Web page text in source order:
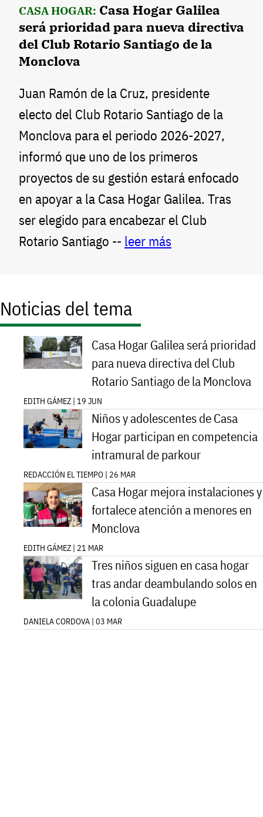
CASA HOGAR: Casa Hogar Galilea
será prioridad para nueva directiva
del Club Rotario Santiago de la
Monclova
Juan Ramón de la Cruz, presidente
electo del Club Rotario Santiago de la
Monclova para el periodo 2026-2027,
informó que uno de los primeros
proyectos de su gestión estará enfocado
en apoyar a la Casa Hogar Galilea. Tras
ser elegido para encabezar el Club
Rotario Santiago -- leer más
Noticias del tema
Casa Hogar Galilea será prioridad
para nueva directiva del Club
Rotario Santiago de la Monclova
EDITH GÁMEZ | 19 JUN
Niños y adolescentes de Casa
Hogar participan en competencia
intramural de parkour
REDACCIÓN EL TIEMPO | 26 MAR
Casa Hogar mejora instalaciones y
fortalece atención a menores en
Monclova
EDITH GÁMEZ | 21 MAR
Tres niños siguen en casa hogar
tras andar deambulando solos en
la colonia Guadalupe
DANIELA CORDOVA | 03 MAR